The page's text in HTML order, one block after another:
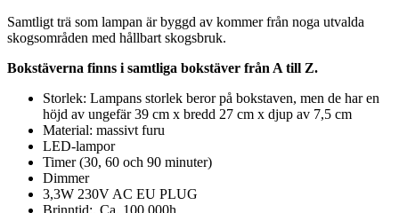
Samtligt trä som lampan är byggd av kommer från noga utvalda
skogsområden med hållbart skogsbruk.
Bokstäverna finns i samtliga bokstäver från A till Z.
Storlek: Lampans storlek beror på bokstaven, men de har en
höjd av ungefär 39 cm x bredd 27 cm x djup av 7,5 cm
Material: massivt furu
LED-lampor
Timer (30, 60 och 90 minuter)
Dimmer
3,3W 230V AC EU PLUG
Brinntid:. Ca. 100 000h